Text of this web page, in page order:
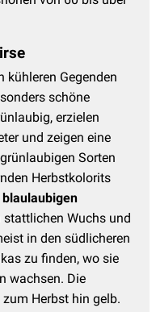
kühleren Gegenden
schöne
erzielen
und zeigen eine
Sorten
Herbstkolorits
blaulaubigen
Wuchs und
in den südlicheren
zu finden, wo sie
wachsen. Die
Herbst hin gelb.